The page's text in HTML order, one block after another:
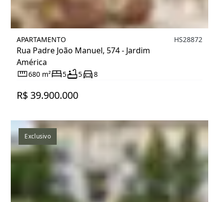
APARTAMENTO
Rua Padre João Manuel, 574 - Jardim
América
HS28872
680 m² 5 5 8
R$ 39.900.000
Exclusivo